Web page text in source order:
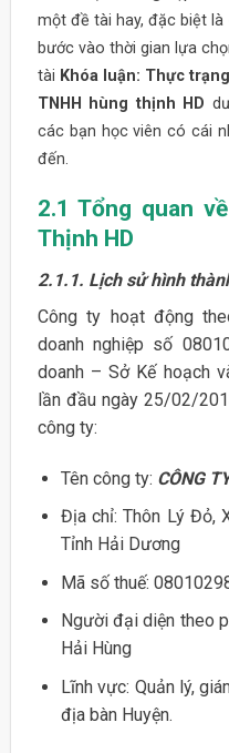
một đề tài hay, đặc biệt
bước vào thời gian lựa
tài Khóa luận: Thực
TNHH hùng thịnh HD
các bạn học viên có cái
đến.
2.1 Tổng quan
Thịnh HD
2.1.1. Lịch sử hình
Công ty hoạt động
doanh nghiệp số
doanh – Sở Kế hoạch
lần đầu ngày 25/02/
công ty:
Tên công ty: CÔNG
Địa chỉ: Thôn Lý Đỏ,
Tỉnh Hải Dương
Mã số thuế:
Người đại diện theo
Hải Hùng
Lĩnh vực: Quản lý,
địa bàn Huyện.